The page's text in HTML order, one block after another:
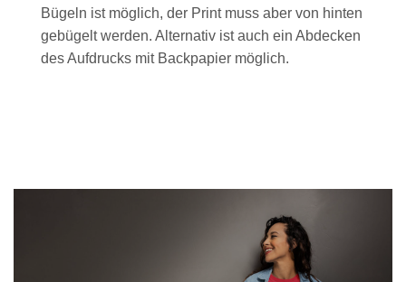
Bügeln ist möglich, der Print muss aber von hinten
gebügelt werden. Alternativ ist auch ein Abdecken
des Aufdrucks mit Backpapier möglich.